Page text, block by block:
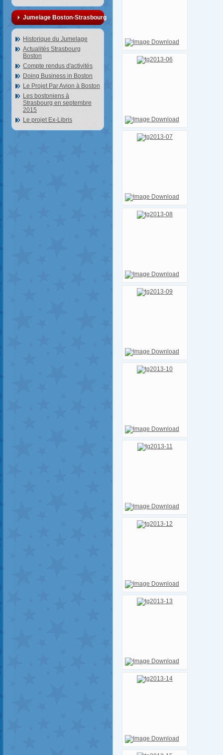
Jumelage Boston-Strasbourg
Historique du Jumelage
Actualités Strasbourg
Boston
Compte rendus d'activités
Doing Business in Boston
Le Projet Par Avion à Boston
Les bostoniens à
Strasbourg en septembre
2015
Le projet Ex-Libris